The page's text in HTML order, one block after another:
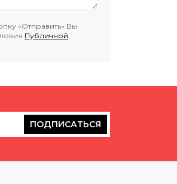
«Отправить» Вы
Публичной
ПОДПИСАТЬСЯ